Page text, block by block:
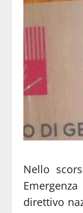
Nello
direttivo